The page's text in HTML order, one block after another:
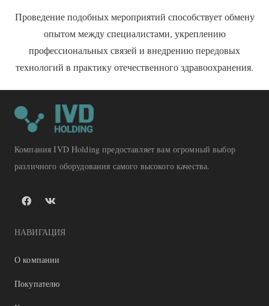
Проведение подобных мероприятий способствует обмену
опытом между специалистами, укреплению
профессиональных связей и внедрению передовых
технологий в практику отечественного здравоохранения.
Компания IVD Holding предоставляет вам огромный выбор
различного оборудования самого высокого качества.
НАВИГАЦИЯ
О компании
Покупателю